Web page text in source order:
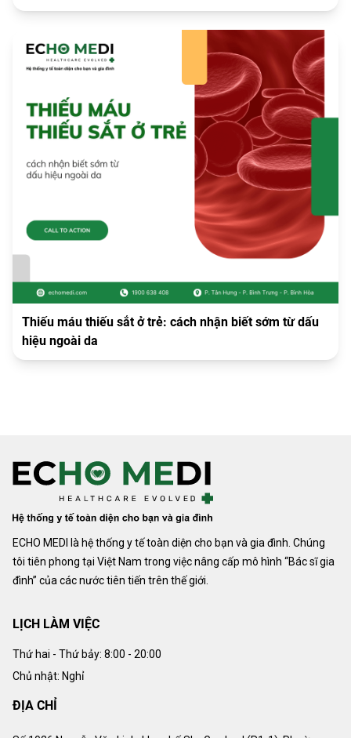
Thiếu máu thiếu sắt ở trẻ: cách nhận biết sớm từ dấu
hiệu ngoài da
ECHO MEDI là hệ thống y tế toàn diện cho bạn và gia đình. Chúng
tôi tiên phong tại Việt Nam trong việc nâng cấp mô hình “Bác sĩ gia
đình” của các nước tiên tiến trên thế giới.
LỊCH LÀM VIỆC
Thứ hai - Thứ bảy: 8:00 - 20:00
Chủ nhật: Nghỉ
ĐỊA CHỈ